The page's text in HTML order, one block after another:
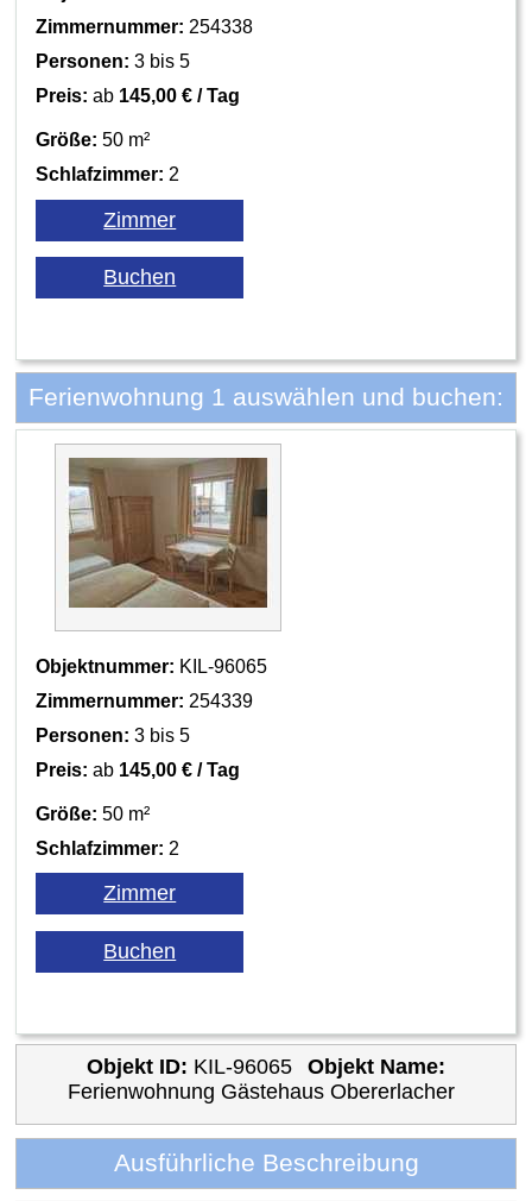
Zimmernummer: 254338
Personen: 3 bis 5
Preis: ab 145,00 € / Tag
Größe: 50 m²
Schlafzimmer: 2
Ferienwohnung 1 auswählen und buchen:
Objektnummer: KIL-96065
Zimmernummer: 254339
Personen: 3 bis 5
Preis: ab 145,00 € / Tag
Größe: 50 m²
Schlafzimmer: 2
Objekt ID: KIL-96065
Objekt Name:
Ferienwohnung Gästehaus Obererlacher
Ausführliche Beschreibung